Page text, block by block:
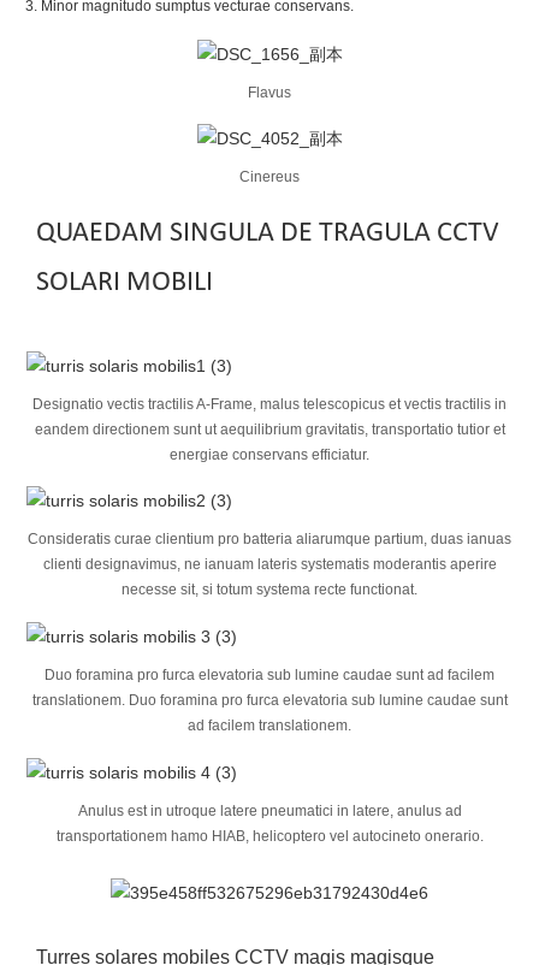
3. Minor magnitudo sumptus vecturae conservans.
Flavus
Cinereus
QUAEDAM SINGULA DE TRAGULA CCTV
SOLARI MOBILI
Designatio vectis tractilis A-Frame, malus telescopicus et vectis tractilis in
eandem directionem sunt ut aequilibrium gravitatis, transportatio tutior et
energiae conservans efficiatur.
Consideratis curae clientium pro batteria aliarumque partium, duas ianuas
clienti designavimus, ne ianuam lateris systematis moderantis aperire
necesse sit, si totum systema recte functionat.
Duo foramina pro furca elevatoria sub lumine caudae sunt ad facilem
translationem. Duo foramina pro furca elevatoria sub lumine caudae sunt
ad facilem translationem.
Anulus est in utroque latere pneumatici in latere, anulus ad
transportationem hamo HIAB, helicoptero vel autocineto onerario.
Turres solares mobiles CCTV magis magisque